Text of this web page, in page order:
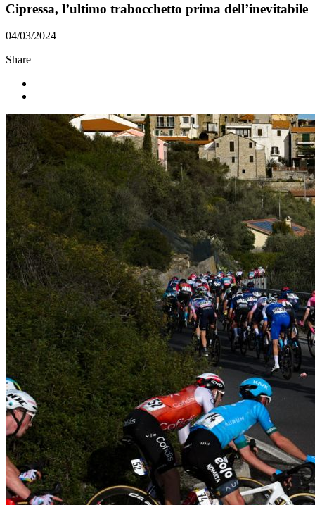
Cipressa, l’ultimo trabocchetto prima dell’inevitabile
04/03/2024
Share